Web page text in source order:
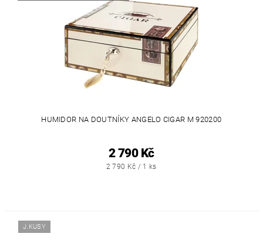
HUMIDOR NA DOUTNÍKY ANGELO CIGAR M 920200
2 790 Kč
2 790 Kč / 1 ks
J.KUSY